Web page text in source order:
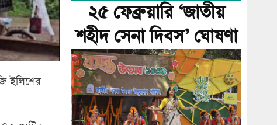
ইলিশের
২৫ ফেব্রুয়ারি ‘জাতীয়
শহীদ সেনা দিবস’ ঘোষণা